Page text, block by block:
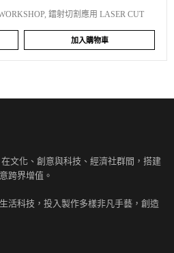
, 鐳射切割應用 LASER CUT
加入購物車
文化、創意與科技、經濟社群間，搭建
跨界增值。
活科技，投入製作多樣非凡手藝，創造